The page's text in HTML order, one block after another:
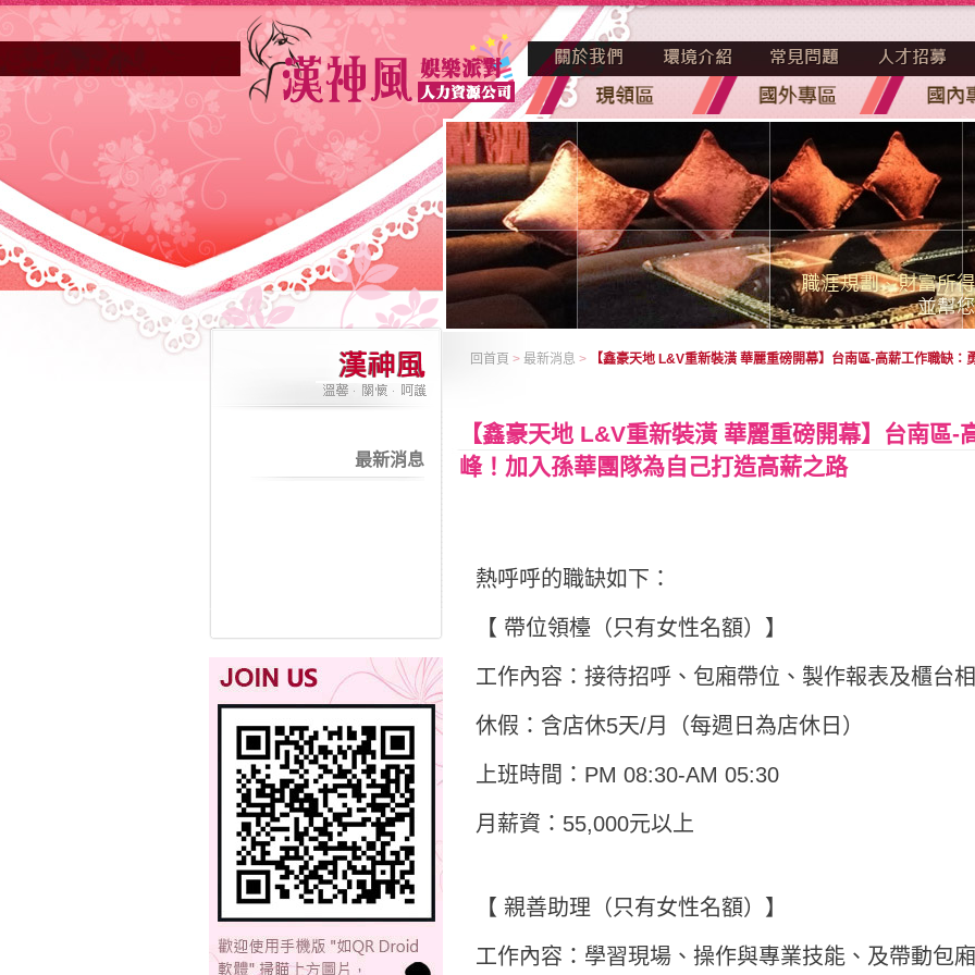
最新消息
回首頁 > 最新消息 > 【鑫豪天地 L&V重新裝潢 華麗重磅開幕】台南區-高薪工作職缺
【鑫豪天地 L&V重新裝潢 華麗重磅開幕】台南區-
峰！加入孫華團隊為自己打造高薪之路
熱呼呼的職缺如下：
【 帶位領檯（只有女性名額）】
工作內容：接待招呼、包廂帶位、製作報表及櫃台
休假：含店休5天/月（每週日為店休日）
上班時間：PM 08:30-AM 05:30
月薪資：55,000元以上
【 親善助理（只有女性名額）】
工作內容：學習現場、操作與專業技能、及帶動包廂